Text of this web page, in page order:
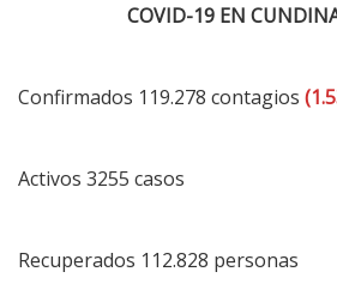
COVID-19 EN
Confirmados 119.278 contagios
Activos 3255 casos
Recuperados 112.828 personas